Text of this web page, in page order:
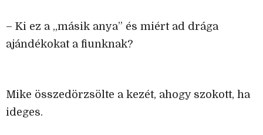
– Ki ez a „másik anya” és miért ad drága
ajándékokat a fiunknak?
Mike összedörzsölte a kezét, ahogy szokott, ha
ideges.